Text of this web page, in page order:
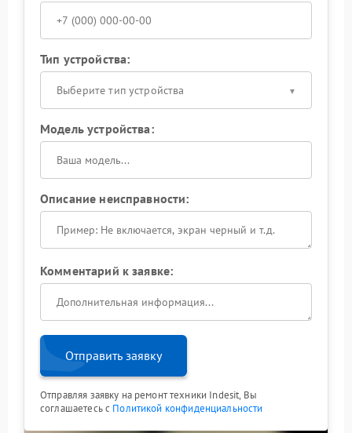
Тип устройства:
Выберите тип устройства
Модель устройства:
Описание неисправности:
Комментарий к заявке:
Отправить заявку
Отправляя заявку на ремонт техники Indesit, Вы
соглашаетесь с Политикой конфиденциальности